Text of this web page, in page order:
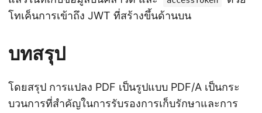
โทเค็นการเข้าถึง JWT ที่สร้างขึ้นด้านบน
บทสรุป
โดยสรุป การแปลง PDF เป็นรูปแบบ PDF/A เป็นกระ
บวนการที่สำคัญในการรับรองการเก็บรักษาและการ